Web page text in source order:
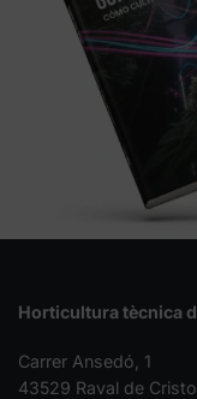
Horticultura tècnica
Carrer Ansedó, 1
43529 Raval de